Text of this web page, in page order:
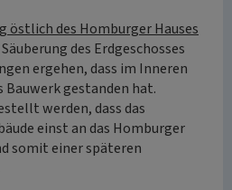
östlich des Homburger Hauses
des Erdgeschosses
ergehen, dass im Inneren
Bauwerk gestanden hat.
werden, dass das
einst an das Homburger
somit einer späteren